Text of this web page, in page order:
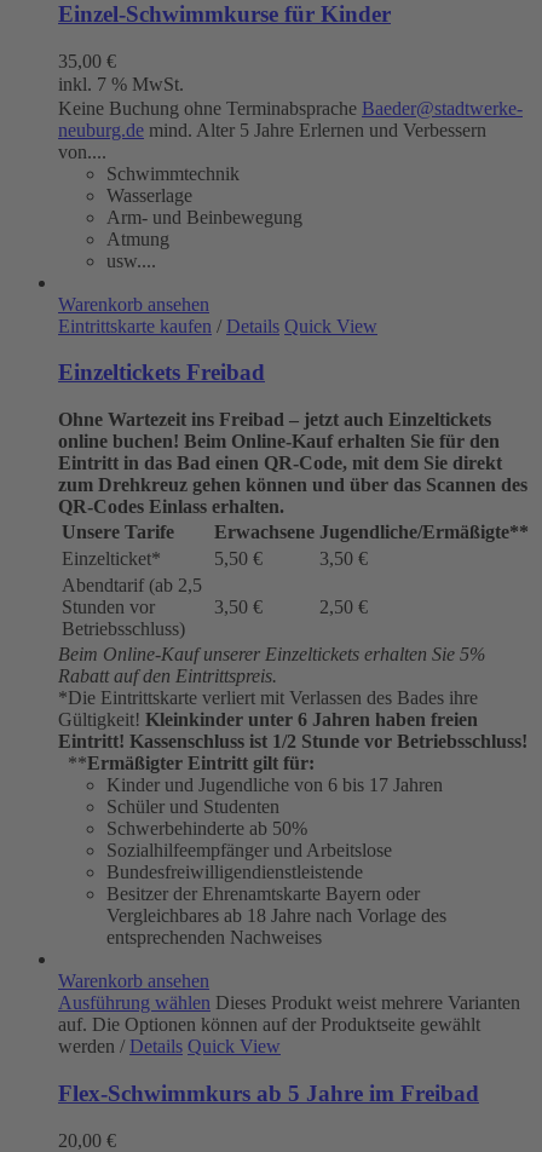
Einzel-Schwimmkurse für Kinder
35,00 €
inkl. 7 % MwSt.
Keine Buchung ohne Terminabsprache Baeder@stadtwerke-
neuburg.de mind. Alter 5 Jahre Erlernen und Verbessern
von....
Schwimmtechnik
Wasserlage
Arm- und Beinbewegung
Atmung
usw....
Warenkorb ansehen
Eintrittskarte kaufen / Details Quick View
Einzeltickets Freibad
Ohne Wartezeit ins Freibad – jetzt auch Einzeltickets
online buchen! Beim Online-Kauf erhalten Sie für den
Eintritt in das Bad einen QR-Code, mit dem Sie direkt
zum Drehkreuz gehen können und über das Scannen des
QR-Codes Einlass erhalten.
Unsere Tarife
Erwachsene Jugendliche/Ermäßigte**
Einzelticket*
5,50 €
3,50 €
Abendtarif (ab 2,5
Stunden vor
Betriebsschluss)
3,50 € 2,50 €
Beim Online-Kauf unserer Einzeltickets erhalten Sie 5%
Rabatt auf den Eintrittspreis.
*Die Eintrittskarte verliert mit Verlassen des Bades ihre
Gültigkeit! Kleinkinder unter 6 Jahren haben freien
Eintritt! Kassenschluss ist 1/2 Stunde vor Betriebsschluss!
**Ermäßigter Eintritt gilt für:
Kinder und Jugendliche von 6 bis 17 Jahren
Schüler und Studenten
Schwerbehinderte ab 50%
Sozialhilfeempfänger und Arbeitslose
Bundesfreiwilligendienstleistende
Besitzer der Ehrenamtskarte Bayern oder
Vergleichbares ab 18 Jahre nach Vorlage des
entsprechenden Nachweises
Warenkorb ansehen
Ausführung wählen Dieses Produkt weist mehrere Varianten
auf. Die Optionen können auf der Produktseite gewählt
werden / Details Quick View
Flex-Schwimmkurs ab 5 Jahre im Freibad
20,00 €